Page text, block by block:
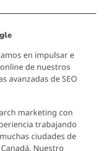
en impulsar e
de nuestros
avanzadas de SEO
marketing con
trabajando
ciudades de
Nuestro